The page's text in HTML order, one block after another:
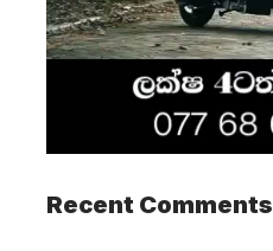
Recent Comments